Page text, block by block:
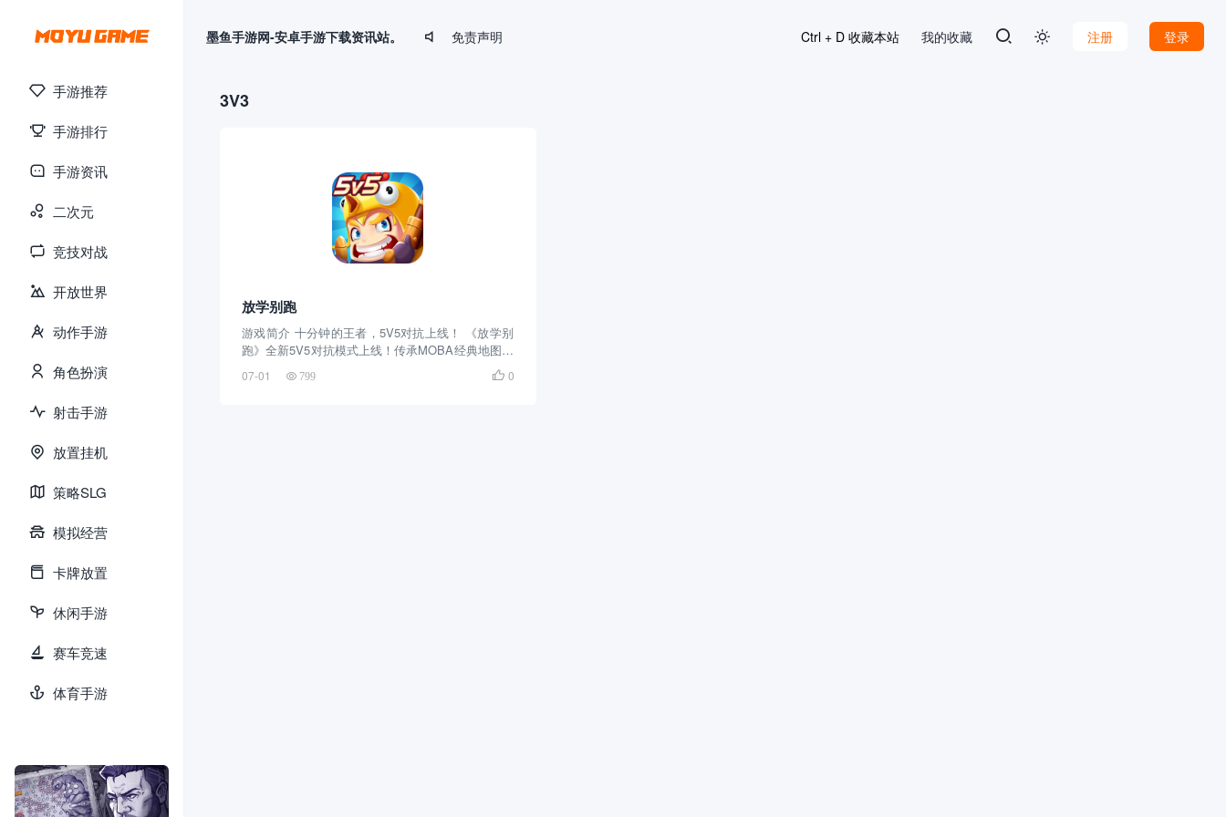
手游推荐
手游排行
手游资讯
二次元
竞技对战
开放世界
动作手游
角色扮演
射击手游
放置挂机
策略SLG
模拟经营
卡牌放置
休闲手游
赛车竞速
体育手游
墨鱼手游网-安卓手游下载资讯站。 
免责声明
登录
注册

我的收藏
Ctrl + D 收藏本站
3V3
放学别跑
游戏简介 十分钟的王者，5V5对抗上线！ 《放学别
跑》全新5V5对抗模式上线！传承MOBA经典地图，
更畅爽的战斗节奏！ 在2D的卡通世界操纵一群英
雄，利用风骚的走位、精准的技能施放，来迎取一
07-01 799  0